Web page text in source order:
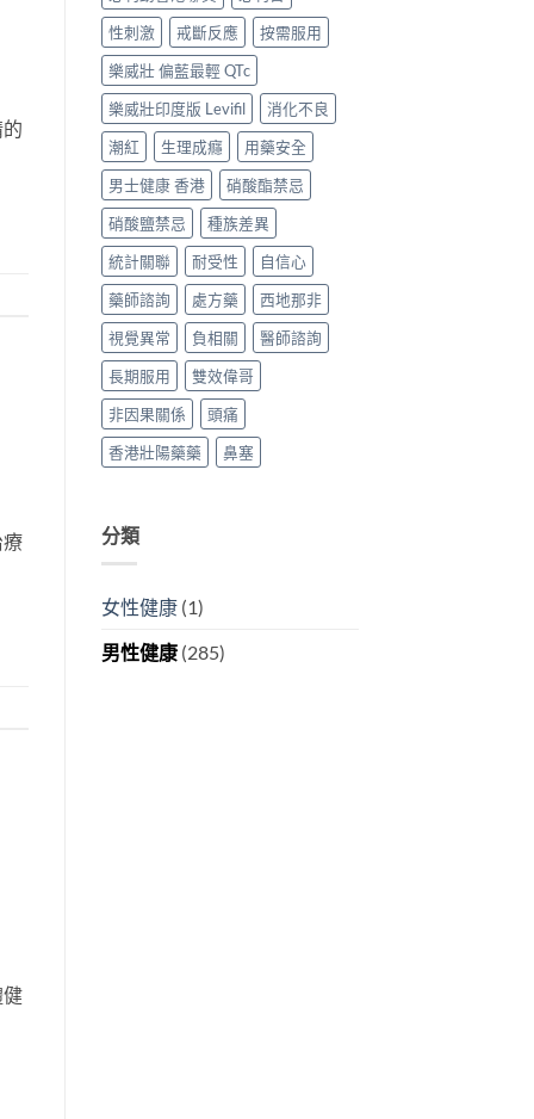
攻
略〉
中
與
買
攻
略〉
中
性刺激
戒斷反應
按需服用
樂威壯 偏藍最輕 QTc
樂威壯印度版 Levifil
消化不良
潮紅
生理成癮
用藥安全
男士健康 香港
硝酸酯禁忌
硝酸鹽禁忌
種族差異
統計關聯
耐受性
自信心
藥師諮詢
處方藥
西地那非
視覺異常
負相關
醫師諮詢
長期服用
雙效偉哥
非因果關係
頭痛
香港壯陽藥藥
鼻塞
分類
女性健康(1)
男性健康(285)